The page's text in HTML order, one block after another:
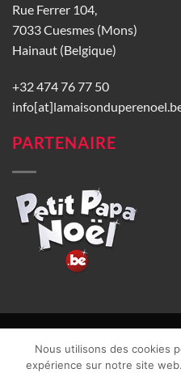
Rue Ferrer 104,
7033 Cuesmes (Mons)
Hainaut (Belgique)
+32 474 76 77 50
PARTENAIRE
CGU| Vie privée| TVA :
Nous utilisons des cookies
expérience sur notre site